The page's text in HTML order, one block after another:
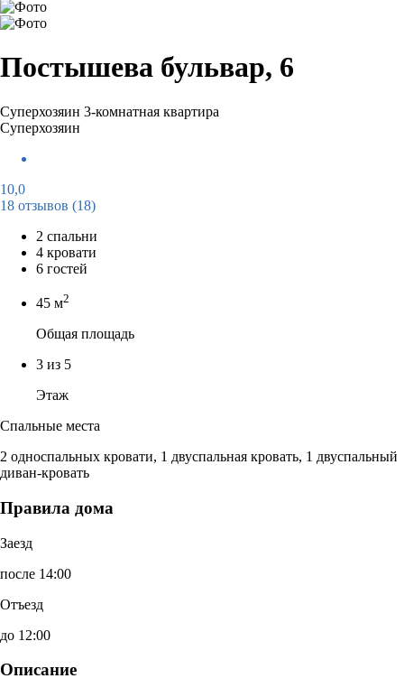
Постышева бульвар, 6
Суперхозяин 3-комнатная квартира
Суперхозяин
10,0
18 отзывов (18)
2 спальни
4 кровати
6 гостей
45 м2
Общая площадь
3 из 5
Этаж
Спальные места
2 односпальных кровати, 1 двуспальная кровать, 1 двуспальный
диван-кровать
Правила дома
Заезд
после 14:00
Отъезд
до 12:00
Описание